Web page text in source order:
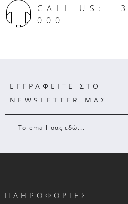
CALL US:
000
ΕΓΓΡΑΦΕΙΤΕ ΣΤΟ
NEWSLETTER ΜΑΣ
Το email σας εδώ...
ΠΛΗΡΟΦΟΡΙΕΣ